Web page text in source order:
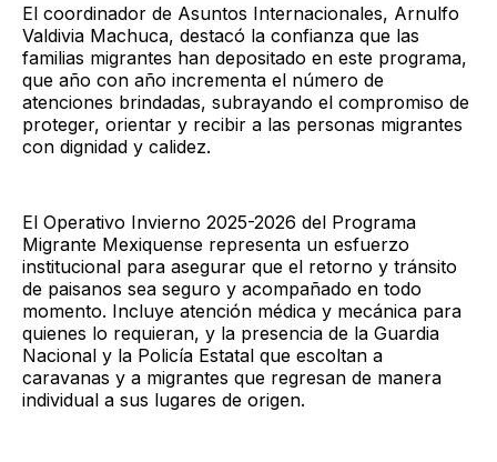
El coordinador de Asuntos Internacionales, Arnulfo
Valdivia Machuca, destacó la confianza que las
familias migrantes han depositado en este programa,
que año con año incrementa el número de
atenciones brindadas, subrayando el compromiso de
proteger, orientar y recibir a las personas migrantes
con dignidad y calidez.
El Operativo Invierno 2025-2026 del Programa
Migrante Mexiquense representa un esfuerzo
institucional para asegurar que el retorno y tránsito
de paisanos sea seguro y acompañado en todo
momento. Incluye atención médica y mecánica para
quienes lo requieran, y la presencia de la Guardia
Nacional y la Policía Estatal que escoltan a
caravanas y a migrantes que regresan de manera
individual a sus lugares de origen.